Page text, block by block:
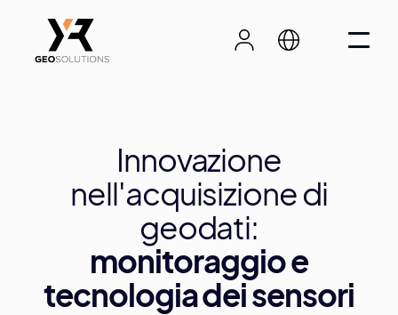
Innovazione
nell'acquisizione di
geodati:
monitoraggio e
tecnologia dei sensori